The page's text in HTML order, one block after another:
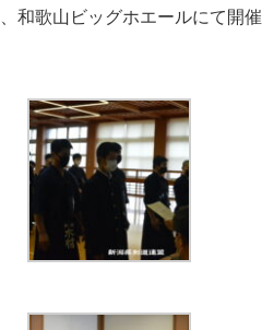
歌山ビッグホエールにて開